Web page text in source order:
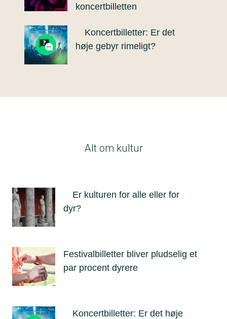
koncertbilletten
Koncertbilletter: Er det
høje gebyr rimeligt?
Alt om kultur
Er kulturen for alle eller for
dyr?
Festivalbilletter bliver pludselig et
par procent dyrere
Koncertbilletter: Er det høje